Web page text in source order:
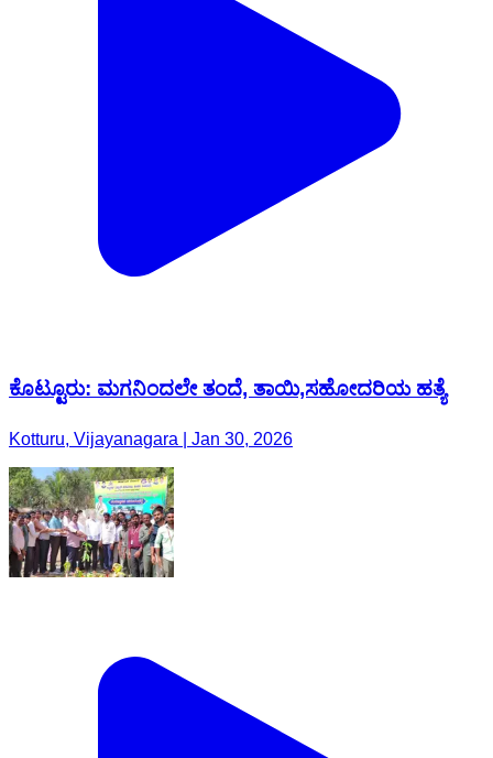
ಕೊಟ್ಟೂರು: ಮಗನಿಂದಲೇ ತಂದೆ, ತಾಯಿ,ಸಹೋದರಿಯ ಹತ್ಯೆ
Kotturu, Vijayanagara | Jan 30, 2026